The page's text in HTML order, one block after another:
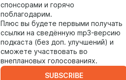
спонсорами и горячо
поблагодарим.
Плюс вы будете первыми получать
ссылки на сведённую mp3-версию
подкаста (без доп. улучшений) и
сможете участвовать во
внеплановых голосованиях.
SUBSCRIBE